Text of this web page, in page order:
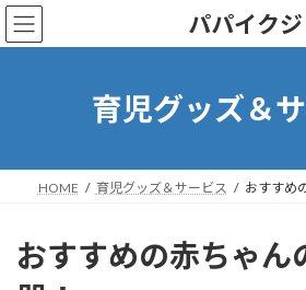
コ
ン
ナ
ビ
パパイクジ
育児グッズ＆
HOME 育児グッズ＆サービス おすすめ
おすすめの赤ちゃん